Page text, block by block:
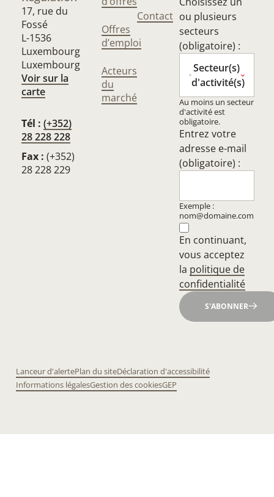
17, rue du
Fossé
L-1536
Luxembourg
Luxembourg
Voir sur la
carte
Tél : (+352)
28 228 228
Fax : (+352)
28 228 229
Offres
d’emploi
Acteurs
du
marché
Contact ou plusieurs
secteurs
(obligatoire) :
Secteur(s)
d'activité(s)
Au moins un secteur
d'activité est
obligatoire.
Entrez votre
adresse e-mail
(obligatoire) :
Exemple :
nom@domaine.com
En continuant,
vous acceptez
la politique de
confidentialité
S'ABONNER
Lanceur d'alertePlan du siteDéclaration d'accessibilité
Informations légalesGestion des cookiesGEP